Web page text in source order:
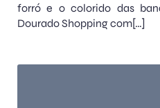
forró e o colorido das
Dourado Shopping com[…]